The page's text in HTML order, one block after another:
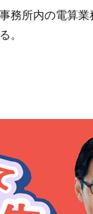
務所内の電算
。